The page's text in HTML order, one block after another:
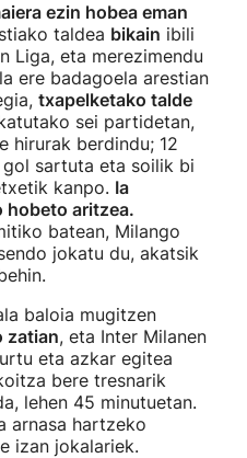
ezin hobea eman
taldea bikain ibili
Liga, eta merezimendu
ere badagoela arestian
txapelketako talde
sei partidetan,
hirurak berdindu; 12
sartuta eta soilik bi
kanpo. Ia
hobeto aritzea.
batean, Milango
jokatu du, akatsik
baloia mugitzen
zatian, eta Inter Milanen
eta azkar egitea
bere tresnarik
lehen 45 minutuetan.
arnasa hartzeko
izan jokalariek.